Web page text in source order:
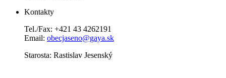
Kontakty
Tel./Fax: +421 43 4262191
Email: obecjaseno@gaya.sk
Starosta: Rastislav Jesenský